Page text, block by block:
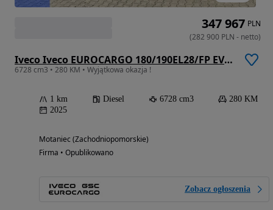
Iveco Iveco EUROCARGO 180/190EL28/FP EVI_E
6728 cm3 • 280 KM • Wyjątkowa okazja !
1 km Diesel 6728 cm3
280 KM
2025
Motaniec (Zachodniopomorskie)
Firma • Opublikowano
Zobacz ogłoszenia
347 967 PLN
(282 900 PLN - netto)